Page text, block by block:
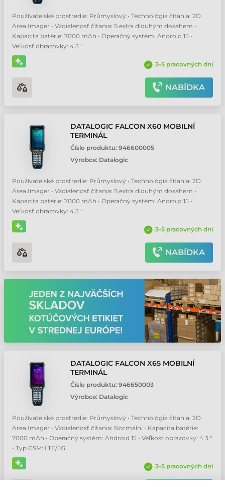
Používateľské prostredie: Průmyslový • Technológia čítania: 2D
Area Imager • Vzdialenosť čítania: S extra dlouhým dosahem •
Kapacita batérie: 7000 mAh • Operačný systém: Android 15 •
Veľkosť obrazovky: 4.3 "
3-5 pracovných dní
NABÍDKA
DATALOGIC FALCON X60 MOBILNÍ
TERMINÁL
Číslo produktu: 946600005
Výrobce: Datalogic
Používateľské prostredie: Průmyslový • Technológia čítania: 2D
Area Imager • Vzdialenosť čítania: S extra dlouhým dosahem •
Kapacita batérie: 7000 mAh • Operačný systém: Android 15 •
Veľkosť obrazovky: 4.3 "
3-5 pracovných dní
NABÍDKA
DATALOGIC FALCON X65 MOBILNÍ
TERMINÁL
Číslo produktu: 946650003
Výrobce: Datalogic
Používateľské prostredie: Průmyslový • Technológia čítania: 2D
Area Imager • Vzdialenosť čítania: Normální • Kapacita batérie:
7000 mAh • Operačný systém: Android 15 • Veľkosť obrazovky: 4.3 "
• Typ GSM: LTE/5G
3-5 pracovných dní